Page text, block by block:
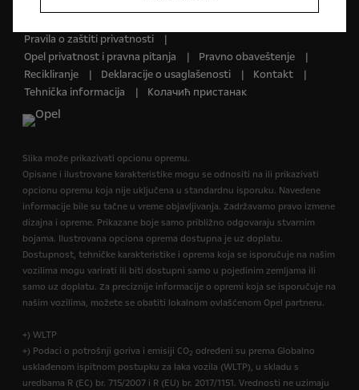
Pravila o zaštiti privatnosti
Opel privatnost i pravna pitanja
Pravno obaveštenje
Recikliranje
Deklaracije o usaglašenosti
Kontakt
Tehnička informacija
Колачић пристанак
Slika može prikazivati opcionu opremu.
Opisane i ilustrovane karakteristike mogu se odnositi na ili prikazivati
opcionu opremu koja nije uključena u standardnu isporuku. Navedene
informacije bile su tačne u vreme objavljivanja. Zadržavamo pravo izmene
dizajna i opreme. Prikazane boje samo približno odgovaraju stvarnim
bojama. Ilustrovana opciona oprema dostupna je uz doplatu.
Dostupnost, tehničke karakteristike i oprema koja se isporučuje na našim
vozilima mogu varirati ili biti dostupni samo u pojedinim zemljama ili
samo uz doplatu. Za preciznije informacije o opremi koja se isporučuje na
našim vozilima, možete se obatiti lokalnom ovlašćenom Opel partneru.
+) WLTP
+) Podaci o potrošnji goriva i emisiji CO2 određeni su prema Globalno
usklađenom ispitnom postupku za laka vozila (WLTP), u skladu s
uredbama R (EC) br. 715/2007 i R (EU) br. 2017/1151. Vrednosti ne uzimaju